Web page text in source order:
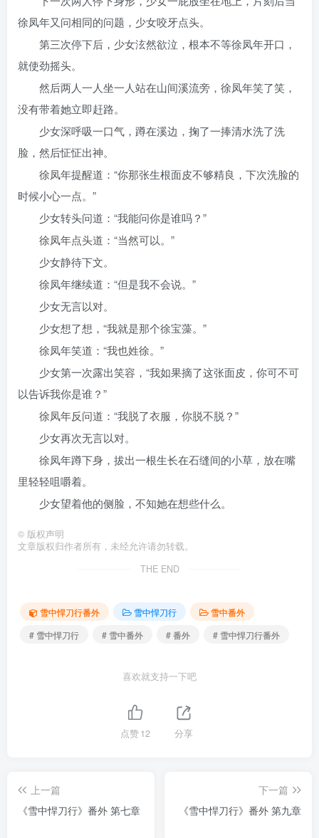
徐凤年又问相同的问题，少女咬牙点头。
第三次停下后，少女泫然欲泣，根本不等徐凤年开口，
就使劲摇头。
然后两人一人坐一人站在山间溪流旁，徐凤年笑了笑，
没有带着她立即赶路。
少女深呼吸一口气，蹲在溪边，掬了一捧清水洗了洗
脸，然后怔怔出神。
徐凤年提醒道：“你那张生根面皮不够精良，下次洗脸的
时候小心一点。”
少女转头问道：“我能问你是谁吗？”
徐凤年点头道：“当然可以。”
少女静待下文。
徐凤年继续道：“但是我不会说。”
少女无言以对。
少女想了想，“我就是那个徐宝藻。”
徐凤年笑道：“我也姓徐。”
少女第一次露出笑容，“我如果摘了这张面皮，你可不可
以告诉我你是谁？”
徐凤年反问道：“我脱了衣服，你脱不脱？”
少女再次无言以对。
徐凤年蹲下身，拔出一根生长在石缝间的小草，放在嘴
里轻轻咀嚼着。
少女望着他的侧脸，不知她在想些什么。
© 版权声明
文章版权归作者所有，未经允许请勿转载。
THE END
雪中悍刀行番外 雪中悍刀行
雪中番外
# 雪中悍刀行
# 雪中番外 # 番外 # 雪中悍刀行番外
喜欢就支持一下吧
点赞12 分享
上一篇
《雪中悍刀行》番外 第七章
下一篇
《雪中悍刀行》番外 第九章